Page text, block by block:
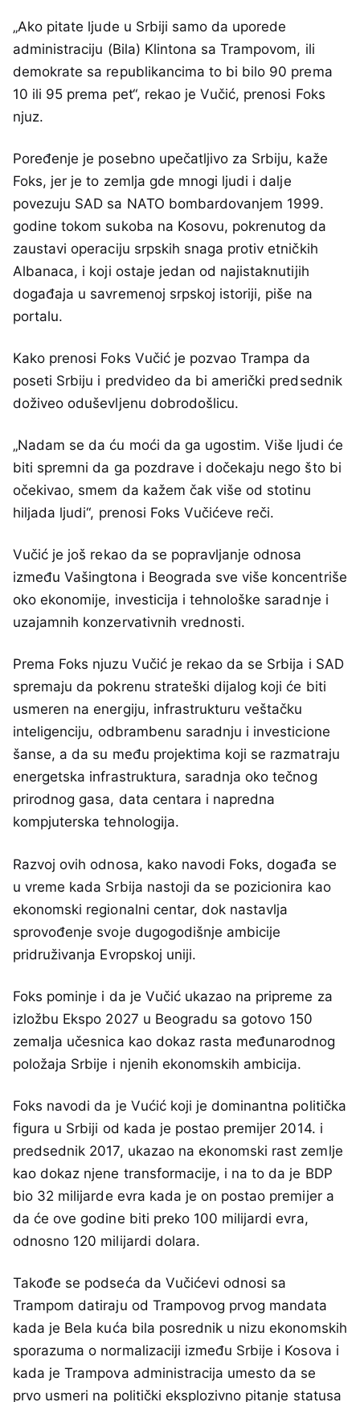
„Ako pitate ljude u Srbiji samo da uporede
administraciju (Bila) Klintona sa Trampovom, ili
demokrate sa republikancima to bi bilo 90 prema
10 ili 95 prema pet“, rekao je Vučić, prenosi Foks
njuz.
Poređenje je posebno upečatljivo za Srbiju, kaže
Foks, jer je to zemlja gde mnogi ljudi i dalje
povezuju SAD sa NATO bombardovanjem 1999.
godine tokom sukoba na Kosovu, pokrenutog da
zaustavi operaciju srpskih snaga protiv etničkih
Albanaca, i koji ostaje jedan od najistaknutijih
događaja u savremenoj srpskoj istoriji, piše na
portalu.
Kako prenosi Foks Vučić je pozvao Trampa da
poseti Srbiju i predvideo da bi američki predsednik
doživeo oduševljenu dobrodošlicu.
„Nadam se da ću moći da ga ugostim. Više ljudi će
biti spremni da ga pozdrave i dočekaju nego što bi
očekivao, smem da kažem čak više od stotinu
hiljada ljudi“, prenosi Foks Vučićeve reči.
Vučić je još rekao da se popravljanje odnosa
između Vašingtona i Beograda sve više koncentriše
oko ekonomije, investicija i tehnološke saradnje i
uzajamnih konzervativnih vrednosti.
Prema Foks njuzu Vučić je rekao da se Srbija i SAD
spremaju da pokrenu strateški dijalog koji će biti
usmeren na energiju, infrastrukturu veštačku
inteligenciju, odbrambenu saradnju i investicione
šanse, a da su među projektima koji se razmatraju
energetska infrastruktura, saradnja oko tečnog
prirodnog gasa, data centara i napredna
kompjuterska tehnologija.
Razvoj ovih odnosa, kako navodi Foks, događa se
u vreme kada Srbija nastoji da se pozicionira kao
ekonomski regionalni centar, dok nastavlja
sprovođenje svoje dugogodišnje ambicije
pridruživanja Evropskoj uniji.
Foks pominje i da je Vučić ukazao na pripreme za
izložbu Ekspo 2027 u Beogradu sa gotovo 150
zemalja učesnica kao dokaz rasta međunarodnog
položaja Srbije i njenih ekonomskih ambicija.
Foks navodi da je Vućić koji je dominantna politička
figura u Srbiji od kada je postao premijer 2014. i
predsednik 2017, ukazao na ekonomski rast zemlje
kao dokaz njene transformacije, i na to da je BDP
bio 32 milijarde evra kada je on postao premijer a
da će ove godine biti preko 100 milijardi evra,
odnosno 120 milijardi dolara.
Takođe se podseća da Vučićevi odnosi sa
Trampom datiraju od Trampovog prvog mandata
kada je Bela kuća bila posrednik u nizu ekonomskih
sporazuma o normalizaciji između Srbije i Kosova i
kada je Trampova administracija umesto da se
prvo usmeri na politički eksplozivno pitanje statusa